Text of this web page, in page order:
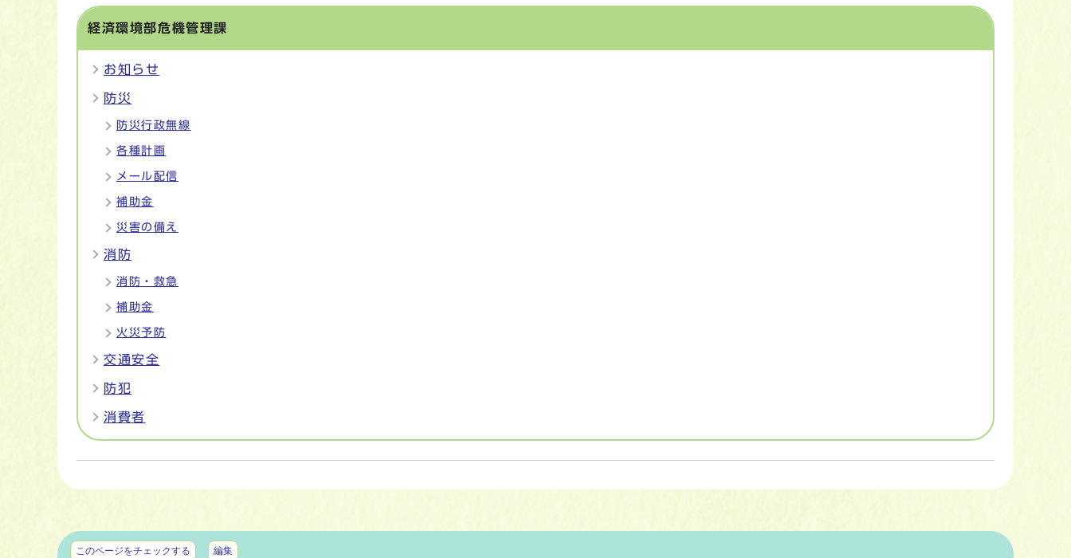
経済環境部危機管理課
お知らせ
防災
防災行政無線
各種計画
メール配信
補助金
災害の備え
消防
消防・救急
補助金
火災予防
交通安全
防犯
消費者
マイページ
このページをチェックする 編集